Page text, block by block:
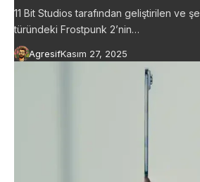
11 Bit Studios tarafından geliştirilen ve
türündeki Frostpunk 2’nin…
AgresifKasım 27, 2025